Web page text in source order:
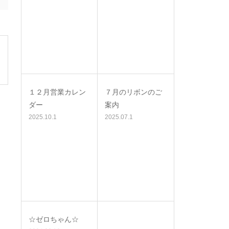
１２月営業カレン
ダー
2025.10.1
７月のリボンのご
案内
2025.07.1
☆ゼロちゃん☆